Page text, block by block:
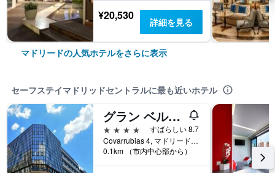
¥20,530 詳細を見る
マドリードの人気ホテルをさらに表示
セーフステイマドリッドセントラルに最も近いホテル
グラン ベルサレス
4つ星
すばらしい 8.7
Covarrubias 4, マドリード, スペイン
0.1km （市内中心部から）